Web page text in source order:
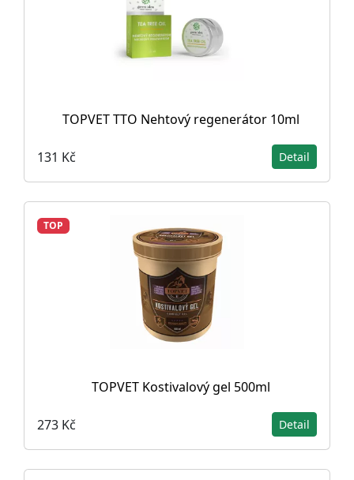
TOPVET TTO Nehtový regenerátor 10ml
131 Kč Detail
TOP
TOPVET Kostivalový gel 500ml
273 Kč Detail